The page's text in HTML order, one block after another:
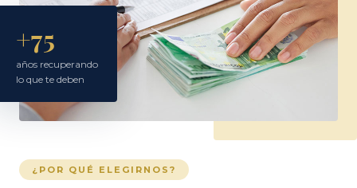
+75
años recuperando
lo que te deben
¿POR QUÉ ELEGIRNOS?